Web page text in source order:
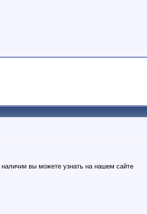
вы можете узнать на нашем сайте